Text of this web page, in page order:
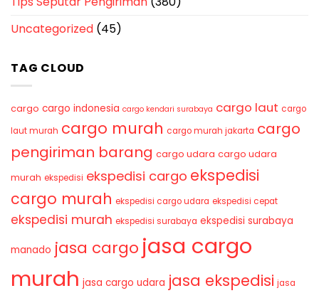
Uncategorized (45)
TAG CLOUD
cargo cargo indonesia cargo kendari surabaya cargo laut cargo
laut murah cargo murah cargo murah jakarta cargo
pengiriman barang cargo udara cargo udara
murah ekspedisi ekspedisi cargo ekspedisi
cargo murah ekspedisi cargo udara ekspedisi cepat
ekspedisi murah ekspedisi surabaya ekspedisi surabaya
manado jasa cargo jasa cargo
murah jasa cargo udara jasa ekspedisi jasa